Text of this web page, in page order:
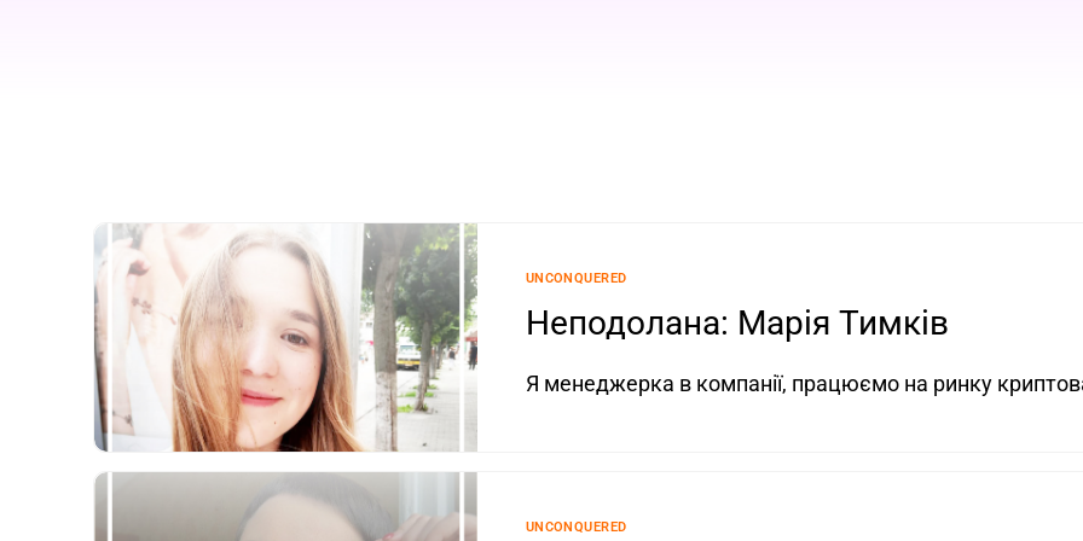
UNCONQUERED
Неподолана: Марія Тимків
Я менеджерка в компанії, працюємо на ринку
UNCONQUERED